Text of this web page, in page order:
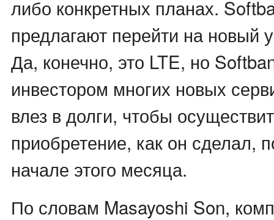
либо конкретных планах.
предлагают перейти на новый
Да, конечно, это LTE, но
инвестором многих новых
влез в долги, чтобы
приобретение, как он сделал,
начале этого месяца.
По словам Masayoshi Son,